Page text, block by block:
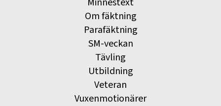
Om fäktning
Parafäktning
SM-veckan
Tävling
Utbildning
Veteran
Vuxenmotionärer